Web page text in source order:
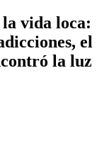
vida loca:
el
la luz